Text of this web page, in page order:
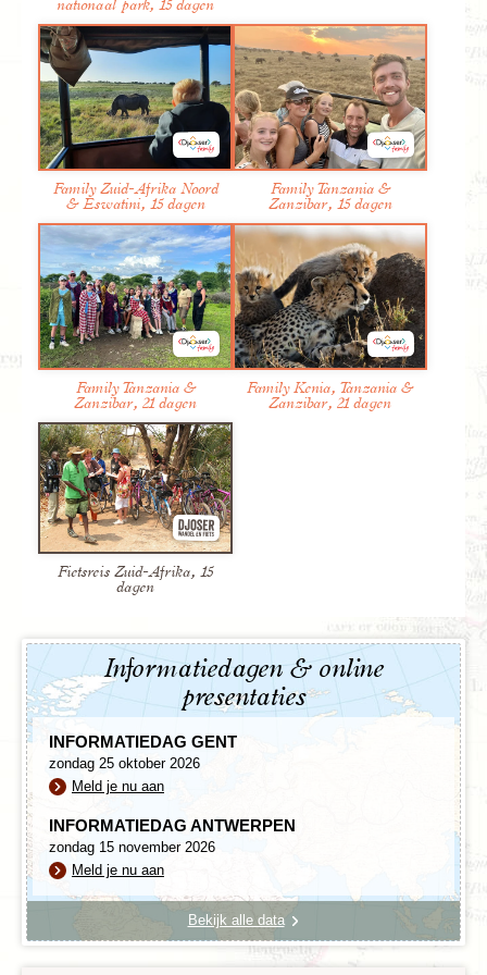
Dag 28. Nkhotakota, natuur wandeling met gids
Dag 29. Nkhotakoto - Chitimba
Dag 30. Chitimba
Dag 31. Chitimba - Mbeya (Tanzania)
Dag 32. Mbeya, optionele koffietour
Dag 33. Mbeya - Iringa
InMalawibezoeken we het Nkhotakota wildreservaat,
een van de oudste parken van het land, waar door
stroperij zo’n tien jaar geleden bijna helemaal geen dier
meer te zien was. Door herintroductie van 500 olifanten
en andere dieren is er weer enige hoop aan de horizon.
Met ons bezoek steunen we de wederopbouw.
Verder noordwaarts zetten we bij Chitimba de tenten op
aan de oevers van het Malawimeer. Je kunt aan het
of een uitstapje naar de Livingstonia missiepost
ondernemen.
nationaal park, 15 dagen
Family Zuid-Afrika Noord
& Eswatini, 15 dagen
Family Tanzania &
Zanzibar, 15 dagen
Family Tanzania &
Zanzibar, 21 dagen
Family Kenia, Tanzania &
Zanzibar, 21 dagen
Fietsreis Zuid-Afrika, 15
dagen
Informatiedagen & online
presentaties
INFORMATIEDAG GENT
zondag 25 oktober 2026
Meld je nu aan
INFORMATIEDAG ANTWERPEN
zondag 15 november 2026
Meld je nu aan
Bekijk alle data